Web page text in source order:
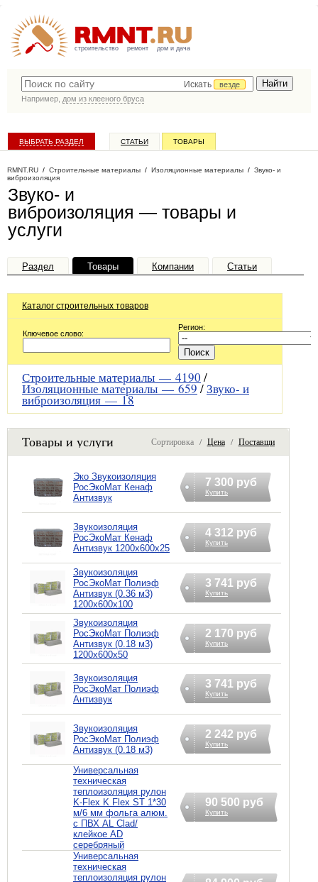
строительство ремонт дом и дача
Искать
везде
Например, дом из клееного бруса
ВЫБРАТЬ РАЗДЕЛ СТАТЬИ ТОВАРЫ
RMNT.RU / Строительные материалы / Изоляционные материалы / Звуко- и
виброизоляция
Звуко- и
виброизоляция — товары и
услуги
Раздел Товары Компании Статьи
Каталог строительных товаров
Ключевое слово:
Регион:
Строительные материалы — 4190 /
Изоляционные материалы —659/Звуко- и
виброизоляция —18
Товары и услуги Сортировка / Цена/ Поставщик
Эко Звукоизоляция
РосЭкоМат Кенаф
Антизвук
7 300 руб
Купить
Звукоизоляция
РосЭкоМат Кенаф
Антизвук 1200х600х25
4 312 руб
Купить
Звукоизоляция
РосЭкоМат Полиэф
Антизвук (0.36 м3)
1200х600х100
3 741 руб
Купить
Звукоизоляция
РосЭкоМат Полиэф
Антизвук (0.18 м3)
1200х600х50
2 170 руб
Купить
Звукоизоляция
РосЭкоМат Полиэф
Антизвук
3 741 руб
Купить
Звукоизоляция
РосЭкоМат Полиэф
Антизвук (0.18 м3)
2 242 руб
Купить
Универсальная
техническая
теплоизоляция рулон
K-Flex K Flex ST 1*30
м/6 мм фольга алюм.
с ПВХ AL Clad/
клейкое AD
серебряный
90 500 руб
Купить
Универсальная
техническая
теплоизоляция рулон